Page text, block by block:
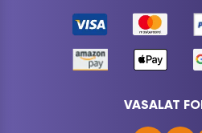
VASALAT